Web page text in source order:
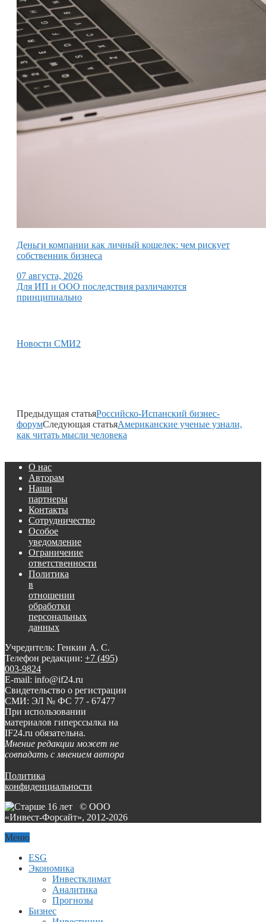
Деньги компании как личный кошелек: чем рискует
собственник бизнеса
07 августа, 2026
Для ИП и ООО последствия различаются
принципиально
Новости СМИ2
Предыдущая статьяРоссийско-Испанский бизнес-
форумСледующая статьяАмериканские ученые узнали,
как читать мысли человека
О нас
Авторам
Наши
партнеры
Контакты
Сотрудничество
Особое
уведомление
Ограничение
ответственности
Политика
в
отношении
обработки
персональных
данных
Учредитель: Генкин А. С.
Телефон редакции: +7 (495)
003-9824
E-mail: info@if24.ru
Свидетельство о регистрации
СМИ: ЭЛ № ФС 77 - 67477
При использовании
материалов гиперссылка на
IF24.ru обязательна.
Мнение редакции может не
совпадать с мнением автора
Политика
конфиденциальности
© ООО
«Инвест-Форсайт», 2012-2026
Меню
ESG
Экономика
Инвестклимат
Аналитика
Прогнозы
Бизнес